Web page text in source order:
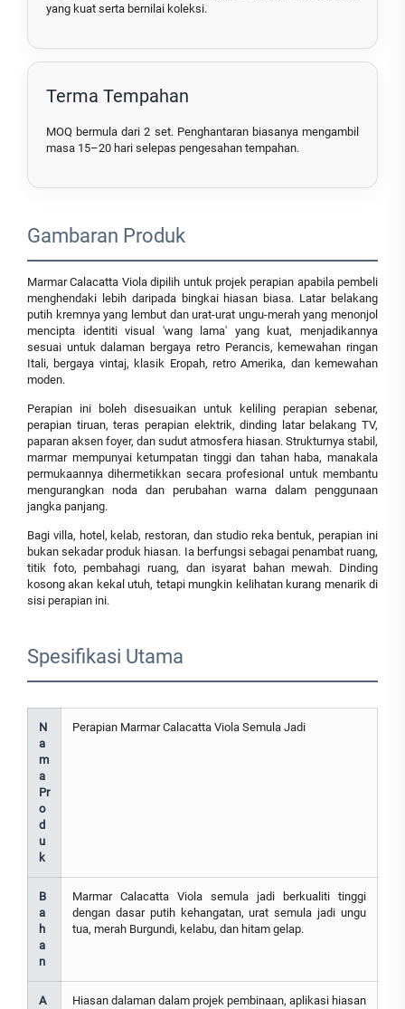
yang kuat serta bernilai koleksi.
Terma Tempahan
MOQ bermula dari 2 set. Penghantaran biasanya mengambil
masa 15–20 hari selepas pengesahan tempahan.
Gambaran Produk
Marmar Calacatta Viola dipilih untuk projek perapian apabila pembeli
menghendaki lebih daripada bingkai hiasan biasa. Latar belakang
putih kremnya yang lembut dan urat-urat ungu-merah yang menonjol
mencipta identiti visual 'wang lama' yang kuat, menjadikannya
sesuai untuk dalaman bergaya retro Perancis, kemewahan ringan
Itali, bergaya vintaj, klasik Eropah, retro Amerika, dan kemewahan
moden.
Perapian ini boleh disesuaikan untuk keliling perapian sebenar,
perapian tiruan, teras perapian elektrik, dinding latar belakang TV,
paparan aksen foyer, dan sudut atmosfera hiasan. Strukturnya stabil,
marmar mempunyai ketumpatan tinggi dan tahan haba, manakala
permukaannya dihermetikkan secara profesional untuk membantu
mengurangkan noda dan perubahan warna dalam penggunaan
jangka panjang.
Bagi villa, hotel, kelab, restoran, dan studio reka bentuk, perapian ini
bukan sekadar produk hiasan. Ia berfungsi sebagai penambat ruang,
titik foto, pembahagi ruang, dan isyarat bahan mewah. Dinding
kosong akan kekal utuh, tetapi mungkin kelihatan kurang menarik di
sisi perapian ini.
Spesifikasi Utama
N
a
m
a
Pr
o
d
u
k
Perapian Marmar Calacatta Viola Semula Jadi
B
a
h
a
n
Marmar Calacatta Viola semula jadi berkualiti tinggi
dengan dasar putih kehangatan, urat semula jadi ungu
tua, merah Burgundi, kelabu, dan hitam gelap.
A Hiasan dalaman dalam projek pembinaan, aplikasi hiasan